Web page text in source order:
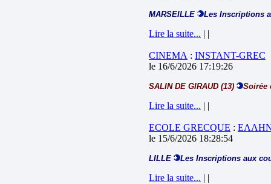
MARSEILLE Les Inscriptions
Lire la suite... | |
CINEMA : INSTANT-GREC
le 16/6/2026 17:19:26
SALIN DE GIRAUD (13) Soirée
Lire la suite... | |
ECOLE GRECQUE :
le 15/6/2026 18:28:54
LILLE Les Inscriptions aux
Lire la suite... | |